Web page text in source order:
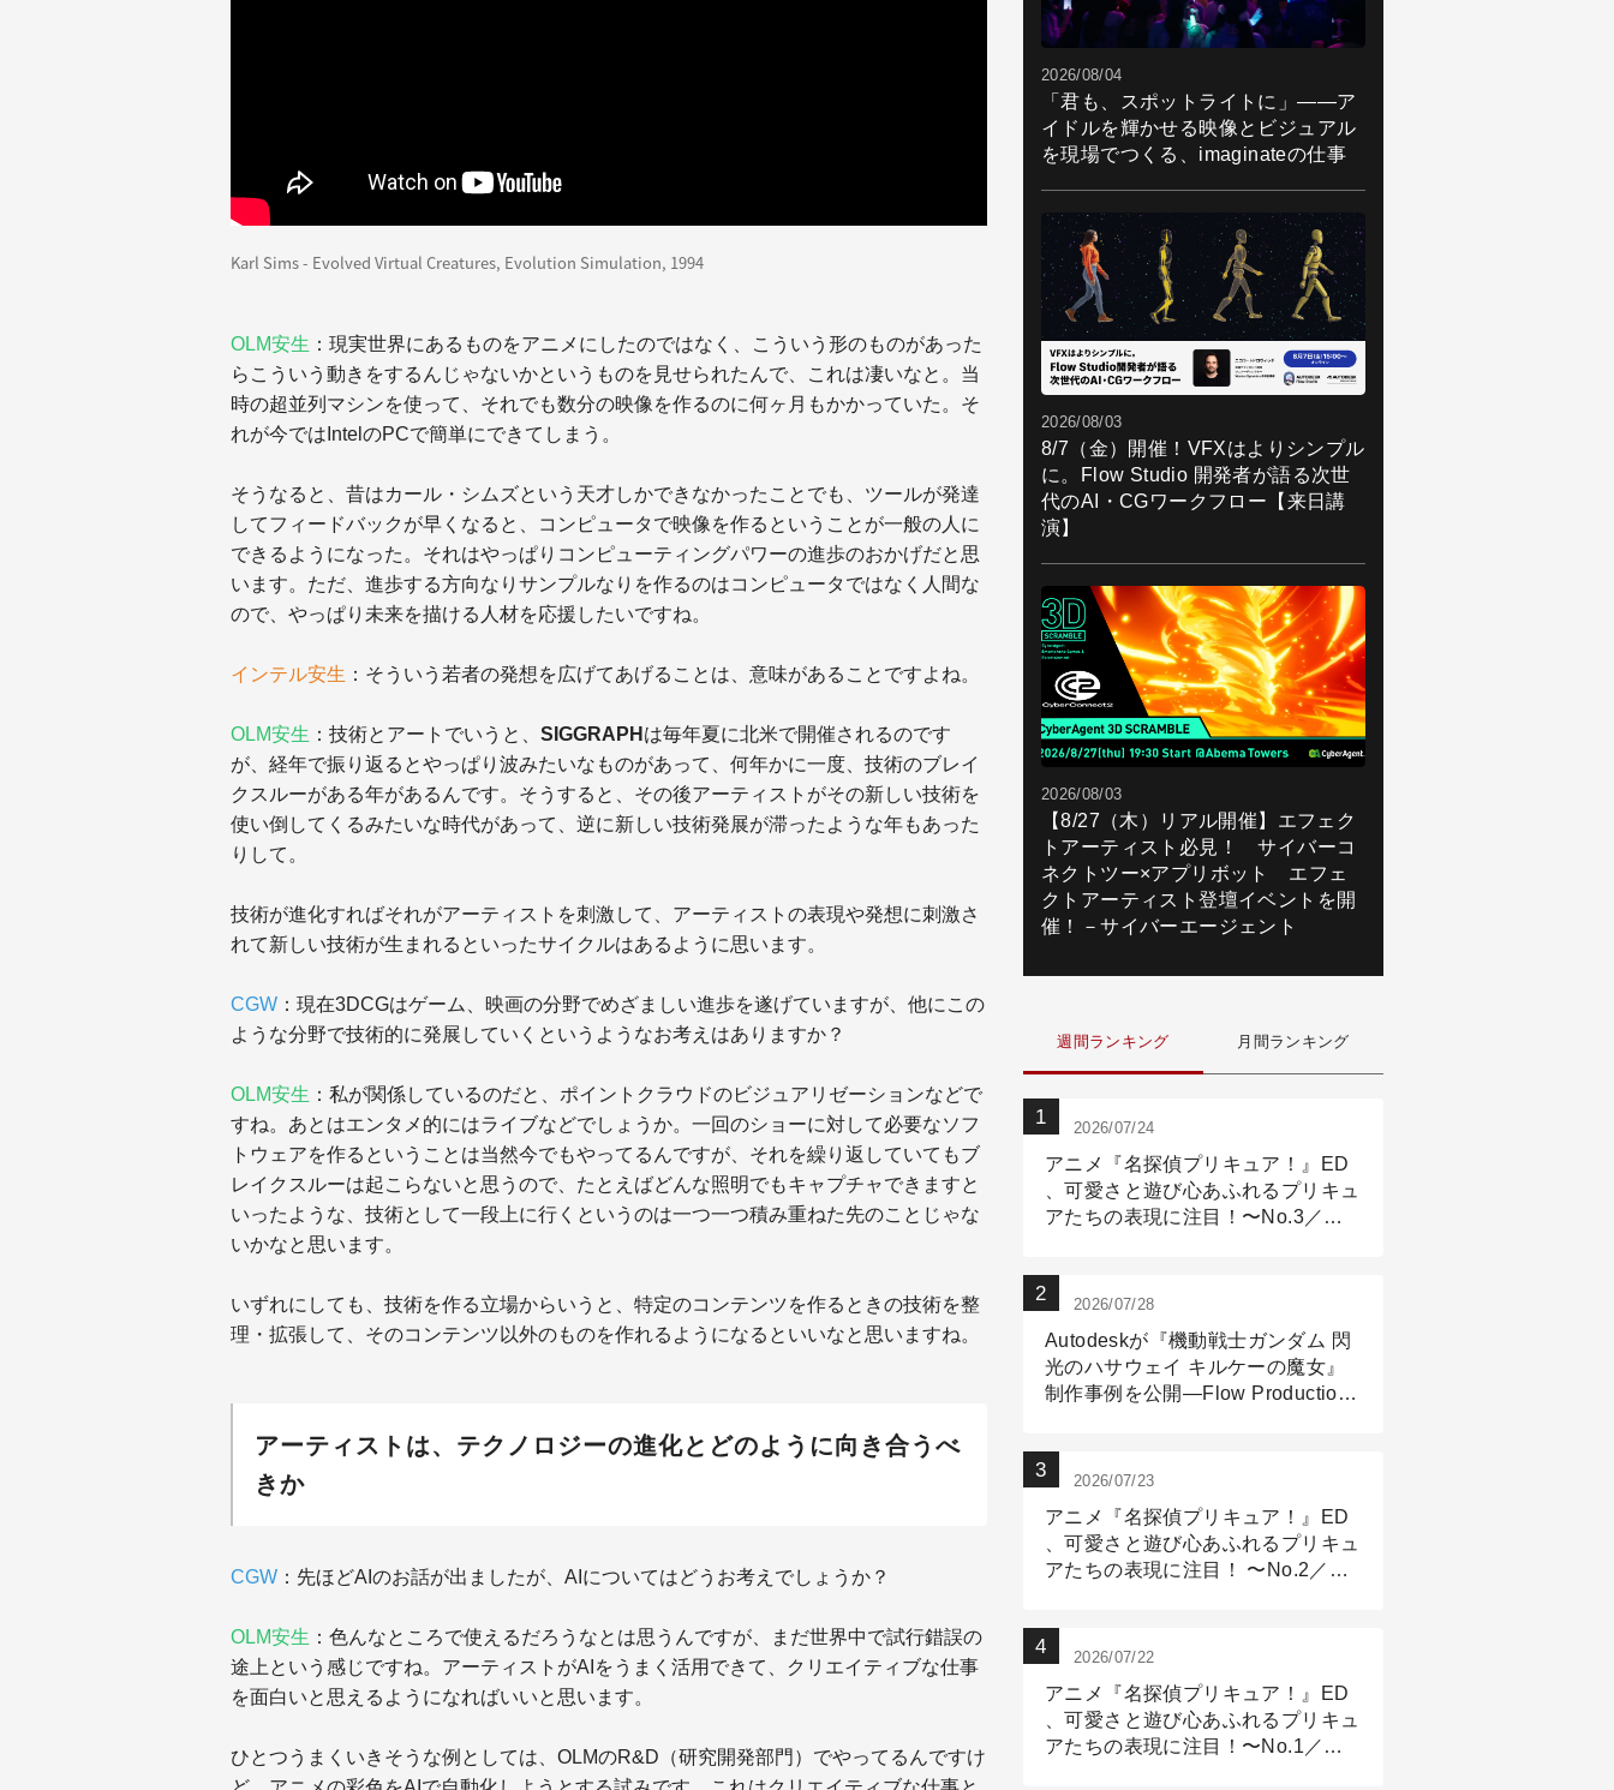
Karl Sims - Evolved Virtual Creatures, Evolution Simulation, 1994
OLM安生 ： 現実世界にあるものをアニメにしたのではなく、こういう形のものがあった
らこういう動きをするんじゃないかというものを見せられたんで、これは凄いなと。当
時の超並列マシンを使って、それでも数分の映像を作るのに何ヶ月もかかっていた。そ
れが今ではIntelのPCで簡単にできてしまう。
そうなると、昔はカール・シムズという天才しかできなかったことでも、ツールが発達
してフィードバックが早くなると、コンピュータで映像を作るということが一般の人に
できるようになった。それはやっぱりコンピューティングパワーの進歩のおかげだと思
います。ただ、進歩する方向なりサンプルなりを作るのはコンピュータではなく人間な
ので、やっぱり未来を描ける人材を応援したいですね。
インテル安生 ：そういう若者の発想を広げてあげることは、意味があることですよね。
OLM安生 ：技術とアートでいうと、 SIGGRAPH は毎年夏に北米で開催されるのです
が、経年で振り返るとやっぱり波みたいなものがあって、何年かに一度、技術のブレイ
クスルーがある年があるんです。そうすると、その後アーティストがその新しい技術を
使い倒してくるみたいな時代があって、逆に新しい技術発展が滞ったような年もあった
りして。
技術が進化すればそれがアーティストを刺激して、アーティストの表現や発想に刺激さ
れて新しい技術が生まれるといったサイクルはあるように思います。
CGW ：現在3DCGはゲーム、映画の分野でめざましい進歩を遂げていますが、他にこの
ような分野で技術的に発展していくというようなお考えはありますか？
OLM安生 ：私が関係しているのだと、ポイントクラウドのビジュアリゼーションなどで
すね。あとはエンタメ的にはライブなどでしょうか。一回のショーに対して必要なソフ
トウェアを作るということは当然今でもやってるんですが、それを繰り返していてもブ
レイクスルーは起こらないと思うので、たとえばどんな照明でもキャプチャできますと
いったような、技術として一段上に行くというのは一つ一つ積み重ねた先のことじゃな
いかなと思います。
いずれにしても、技術を作る立場からいうと、特定のコンテンツを作るときの技術を整
理・拡張して、そのコンテンツ以外のものを作れるようになるといいなと思いますね。
アーティストは、テクノロジーの進化とどのように向き合うべ
きか
CGW ：先ほどAIのお話が出ましたが、AIについてはどうお考えでしょうか？
OLM安生 ：色んなところで使えるだろうなとは思うんですが、まだ世界中で試行錯誤の
途上という感じですね。アーティストがAIをうまく活用できて、クリエイティブな仕事
を面白いと思えるようになればいいと思います。
ひとつうまくいきそうな例としては、OLMのR&D（研究開発部門）でやってるんですけ
2026/08/04
「君も、スポットライトに」――ア
イドルを輝かせる映像とビジュアル
を現場でつくる、imaginateの仕事
2026/08/03
8/7（金）開催！VFXはよりシンプル
に。Flow Studio 開発者が語る次世
代のAI・CGワークフロー【来日講
演】
2026/08/03
【8/27（木）リアル開催】エフェク
トアーティスト必見！ サイバーコ
ネクトツー×アプリボット エフェ
クトアーティスト登壇イベントを開
催！－サイバーエージェント
週間ランキング 月間ランキング
2026/07/24
アニメ『名探偵プリキュア！』ED
、可愛さと遊び心あふれるプリキュ
アたちの表現に注目！〜No.3／ア
2026/07/28
Autodeskが『機動戦士ガンダム 閃
光のハサウェイ キルケーの魔女』
制作事例を公開―Flow Production
2026/07/23
アニメ『名探偵プリキュア！』ED
、可愛さと遊び心あふれるプリキュ
アたちの表現に注目！ 〜No.2／モ
2026/07/22
アニメ『名探偵プリキュア！』ED
、可愛さと遊び心あふれるプリキュ
アたちの表現に注目！〜No.1／演